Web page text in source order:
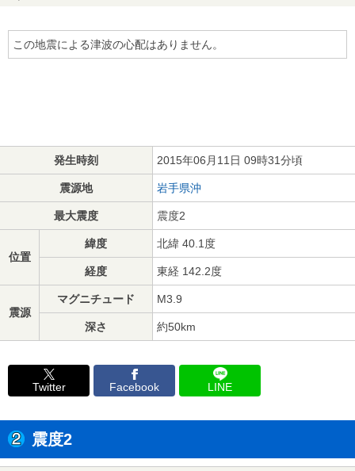
この地震による津波の心配はありません。
発生時刻 2015年06月11日 09時31分頃
震源地 岩手県沖
最大震度 震度2
位置
緯度 北緯 40.1度
経度 東経 142.2度
震源
マグニチュード M3.9
深さ 約50km
Twitter Facebook LINE
震度2